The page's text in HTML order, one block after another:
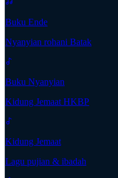
Buku Ende
Nyanyian rohani Batak
Buku Nyanyian
Kidung Jemaat HKBP
Kidung Jemaat
Lagu pujian & ibadah